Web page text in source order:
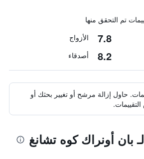
7.8 الأزواج
8.2 أصدقاء
حاول إزالة مرشح أو تغيير بحثك أو
بان أونراك كوه تشانغ